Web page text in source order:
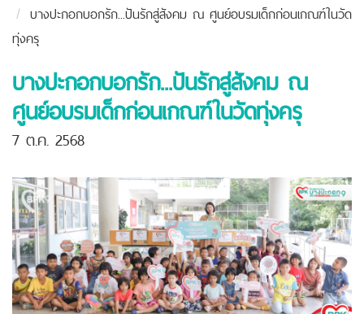
บางปะกอกบอกรัก...ปันรักสู่สังคม ณ ศูนย์อบรมเด็กก่อนเกณฑ์ในวัด
ทุ่งครุ
บางปะกอกบอกรัก...ปันรักสู่สังคม ณ
ศูนย์อบรมเด็กก่อนเกณฑ์ในวัดทุ่งครุ
7 ต.ค. 2568